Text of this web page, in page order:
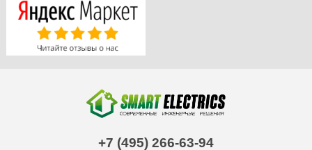
+7 (495) 266-63-94